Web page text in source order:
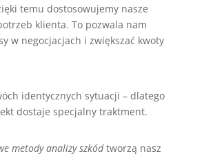
temu dostosowujemy nasze
klienta. To pozwala nam
w negocjacjach i zwiększać kwoty
identycznych sytuacji – dlatego
dostaje specjalny traktment.
metody analizy szkódtworzą nasz